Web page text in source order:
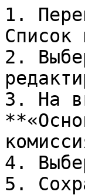
1.
Список
2.
3. На
4.
5.